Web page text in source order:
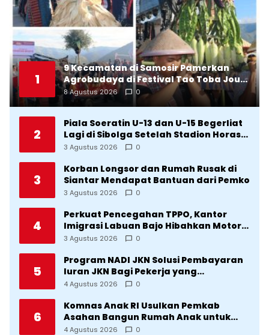
1
9 Kecamatan di Samosir Pamerkan
Agrobudaya di Festival Tao Toba Jou-
Jou 2026: Membranding Produk Lokal
agar Terkenal
8 Agustus 2026 0
2
Piala Soeratin U-13 dan U-15 Begerliat
Lagi di Sibolga Setelah Stadion Horas
Direvitalisasi Wali Kota
3 Agustus 2026 0
3
Korban Longsor dan Rumah Rusak di
Siantar Mendapat Bantuan dari Pemko
3 Agustus 2026 0
4
Perkuat Pencegahan TPPO, Kantor
Imigrasi Labuan Bajo Hibahkan Motor
Operasional ke Lima Desa di
3 Agustus 2026 0
5
Program NADI JKN Solusi Pembayaran
Iuran JKN Bagi Pekerja yang
Penghasilannya Tidak Tetap
4 Agustus 2026 0
6
Komnas Anak RI Usulkan Pemkab
Asahan Bangun Rumah Anak untuk
Korban Kekerasan
4 Agustus 2026 0